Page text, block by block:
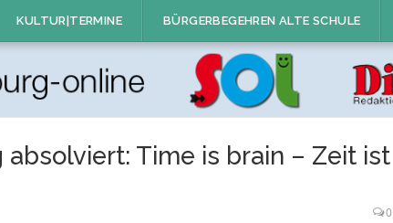
KULTUR|TERMINE BÜRGERBEGEHREN ALTE SCHULE
Time is brain – Zeit ist
0